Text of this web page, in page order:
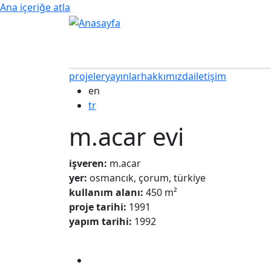
Ana içeriğe atla
projeleryayınlarhakkımızdailetişim
en
tr
m.acar evi
işveren: m.acar
yer: osmancık, çorum, türkiye
kullanım alanı: 450 m²
proje tarihi: 1991
yapım tarihi: 1992